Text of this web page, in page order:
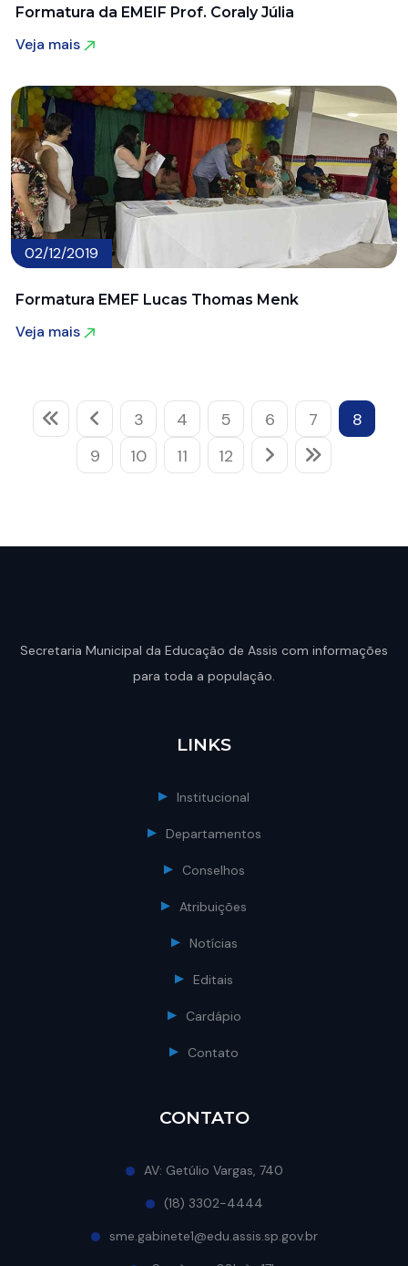
Formatura da EMEIF Prof. Coraly Júlia
Veja mais
02/12/2019
Formatura EMEF Lucas Thomas Menk
Veja mais
3 4 5 6 7
8
9
10 11 12
Secretaria Municipal da Educação de Assis com informações
para toda a população.
LINKS
Institucional
Departamentos
Conselhos
Atribuições
Notícias
Editais
Cardápio
Contato
CONTATO
AV: Getúlio Vargas, 740
(18) 3302-4444
sme.gabinete1@edu.assis.sp.gov.br